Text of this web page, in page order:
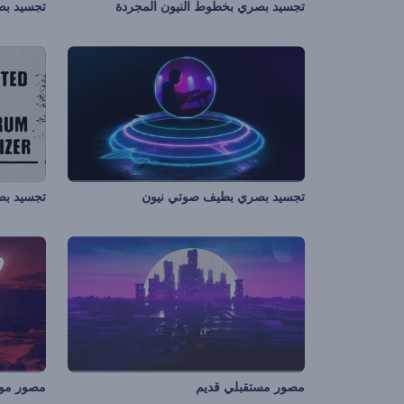
تجسيد بصري بخطوط النيون المجردة تجسيد
تجسيد بصري بطيف صوتي نيون تجسيد
مصور مستقبلي قديم مصور